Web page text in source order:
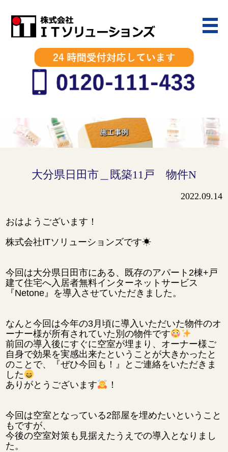
大分県日田市＿既築11戸 物件N
2022.09.14
おはようございます！
株式会社ITソリューションズです☀
今回は大分県日田市にある、既存のアパート2棟+戸
建て住宅へ入居者無料インターネットサービス
『Netone』を導入させていただきました。
なんと今回は今年の3月頃に導入いただいた物件のオ
ーナー様が所有されていた別の物件です
前回の導入後にすぐに空室が埋まり、オーナー様ご
自身で効果を実感出来たということが大きかったと
のことで、『ぜひ今回も！』とご連絡をいただきま
した
ありがとうございます
！
今回は空室となっている2部屋を埋めたいということ
もですが、
今後の空室対策も見据えたうえでの導入となりまし
た。